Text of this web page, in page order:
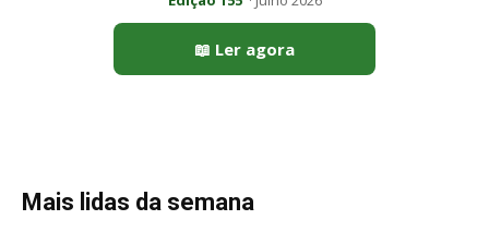
📖 Ler agora
Mais lidas da semana